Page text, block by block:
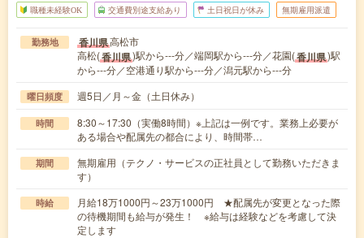
職種未経験OK 交通費別途支給あり 土日祝日が休み 無期雇用派遣
勤務地 香川県高松市
高松(香川県)駅から---分／端岡駅から---分／花園(香川県)駅
から---分／空港通り駅から---分／潟元駅から---分
曜日頻度 週5日／月～金（土日休み）
時間
8:30～17:30（実働8時間）※上記は一例です。業務上必要が
ある場合や配属先の都合により、時間帯…
期間
無期雇用（テクノ・サービスの正社員として勤務いただきま
す）
時給
月給18万1000円～23万1000円 ★配属先が変更となった際
の待機期間も給与が発生！ ※給与は経験などを考慮して決
定します